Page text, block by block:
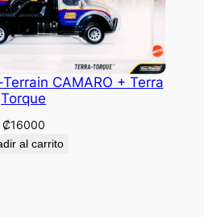
CAMARO + Terra
Torque
₡16000
al carrito